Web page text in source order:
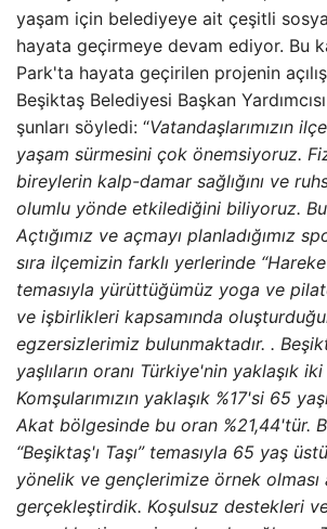
yaşam için belediyeye ait çeşitli
hayata geçirmeye devam ediyor. Bu
Park'ta hayata geçirilen projenin açılış
Beşiktaş Belediyesi Başkan
şunları söyledi: “Vatandaşlarımızın
yaşam sürmesini çok önemsiyoruz.
bireylerin kalp-damar sağlığını ve
olumlu yönde etkilediğini biliyoruz.
Açtığımız ve açmayı planladığımız
sıra ilçemizin farklı yerlerinde
temasıyla yürüttüğümüz yoga ve
ve işbirlikleri kapsamında
egzersizlerimiz bulunmaktadır. .
yaşlıların oranı Türkiye'nin yaklaşık iki
Komşularımızın yaklaşık %17'si 65
Akat bölgesinde bu oran %21,44'tür.
“Beşiktaş'ı Taşı” temasıyla 65 yaş
yönelik ve gençlerimize örnek olması
gerçekleştirdik. Koşulsuz destekleri